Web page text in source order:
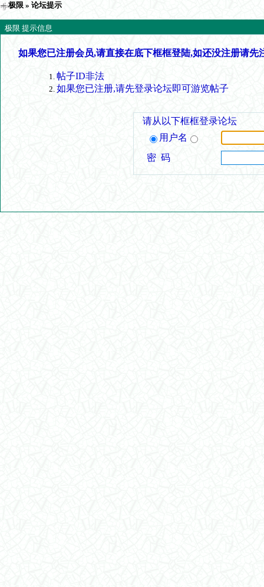
极限 » 论坛提示
极限 提示信息
如果您已注册会员,请直接在底下框框登陆,如还没注册请先
帖子ID非法
如果您已注册,请先登录论坛即可游览帖子
请从以下框框登录论坛
用户名
密 码